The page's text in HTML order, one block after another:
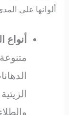
ألوانها على
أنواع